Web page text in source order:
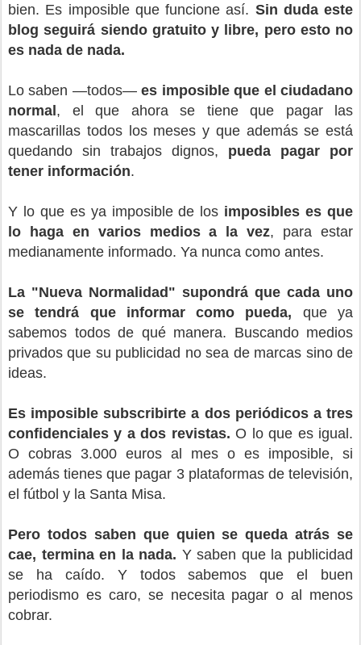
bien. Es imposible que funcione así. Sin duda este
blog seguirá siendo gratuito y libre, pero esto no
es nada de nada.
Lo saben —todos—es imposible que el ciudadano
normal, el que ahora se tiene que pagar las
mascarillas todos los meses y que además se está
quedando sin trabajos dignos, pueda pagar por
tener información.
Y lo que es ya imposible de los imposibles es que
lo haga en varios medios a la vez, para estar
medianamente informado. Ya nunca como antes.
La "Nueva Normalidad" supondrá que cada uno
se tendrá que informar como pueda, que ya
sabemos todos de qué manera. Buscando medios
privados que su publicidad no sea de marcas sino de
ideas.
Es imposible subscribirte a dos periódicos a tres
confidenciales y a dos revistas. O lo que es igual.
O cobras 3.000 euros al mes o es imposible, si
además tienes que pagar 3 plataformas de televisión,
el fútbol y la Santa Misa.
Pero todos saben que quien se queda atrás se
cae, termina en la nada. Y saben que la publicidad
se ha caído. Y todos sabemos que el buen
periodismo es caro, se necesita pagar o al menos
cobrar.